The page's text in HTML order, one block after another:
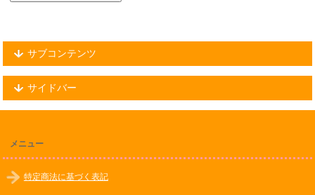
サブコンテンツ
サイドバー
メニュー
特定商法に基づく表記